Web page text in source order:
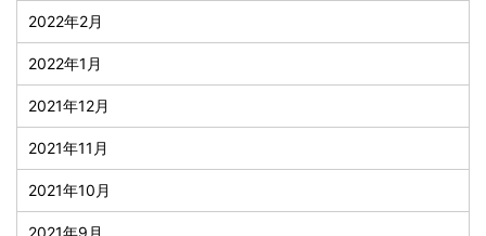
2022年2月
2022年1月
2021年12月
2021年11月
2021年10月
2021年9月